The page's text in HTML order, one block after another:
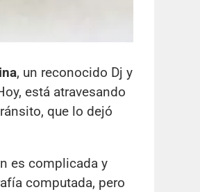
, un reconocido Dj y
está atravesando
que lo dejó
es complicada y
computada, pero